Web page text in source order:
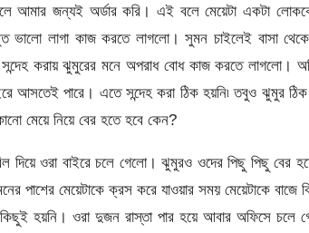
আমার জন্যই অর্ডার করি। এই বলে মেয়েটা একটা
ভালো লাগা কাজ করতে লাগলো। সুমন চাইলেই বাসা
করায় ঝুমুরের মনে অপরাধ বোধ কাজ করতে লাগলো।
আসতেই পারে। এতে সন্দেহ করা ঠিক হয়নি৷ তবুও ঝুমুর
মেয়ে নিয়ে বের হতে হবে কেন?
দিয়ে ওরা বাইরে চলে গেলো। ঝুমুরও ওদের পিছু পিছু বের
পাশের মেয়েটাকে ক্রস করে যাওয়ার সময় মেয়েটাকে
হয়নি। ওরা দুজন রাস্তা পার হয়ে আবার অফিসে চলে